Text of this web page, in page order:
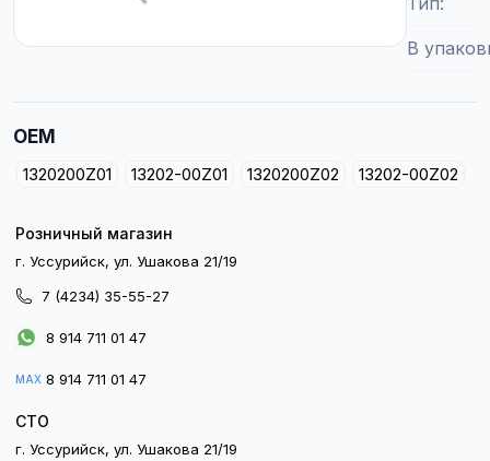
В
OEM
1320200Z01 13202-00Z01 1320200Z02 13202-00Z02
Розничный магазин
г. Уссурийск, ул. Ушакова 21/19
7 (4234) 35-55-27
8 914 711 01 47
MAX 8 914 711 01 47
СТО
г. Уссурийск, ул. Ушакова 21/19